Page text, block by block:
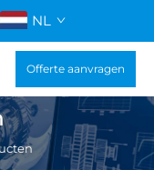
NL
Offerte aanvragen